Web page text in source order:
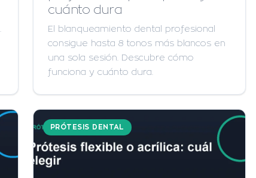
cuánto dura
El blanqueamiento dental profesional
consigue hasta 8 tonos más blancos en
una sola sesión. Descubre cómo
funciona y cuánto dura.
PRÓTESIS DENTAL